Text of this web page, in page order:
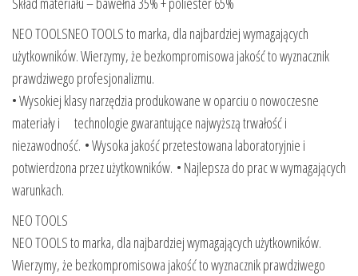
NEO TOOLSNEO TOOLS to marka, dla najbardziej wymagających
użytkowników. Wierzymy, że bezkompromisowa jakość to wyznacznik
prawdziwego profesjonalizmu.
• Wysokiej klasy narzędzia produkowane w oparciu o nowoczesne
materiały i technologie gwarantujące najwyższą trwałość i
niezawodność. • Wysoka jakość przetestowana laboratoryjnie i
potwierdzona przez użytkowników. • Najlepsza do prac w wymagających
warunkach.
NEO TOOLS
NEO TOOLS to marka, dla najbardziej wymagających użytkowników.
Wierzymy, że bezkompromisowa jakość to wyznacznik prawdziwego